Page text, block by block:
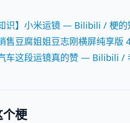
知识】小米运镜 — Bilibili / 梗的
售豆腐姐姐豆志刚横屏纯享
车这段运镜真的赞 — Bilibili /
梗